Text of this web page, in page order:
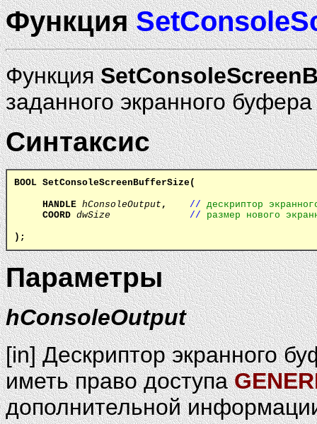
Функция
Функция
заданного экранного
Синтаксис
BOOL SetConsoleScreenBufferSize(
HANDLE hConsoleOutput , // дескриптор
COORD dwSize // размер нового
);
Параметры
hConsoleOutput
[in] Дескриптор экранного
иметь право доступа
дополнительной